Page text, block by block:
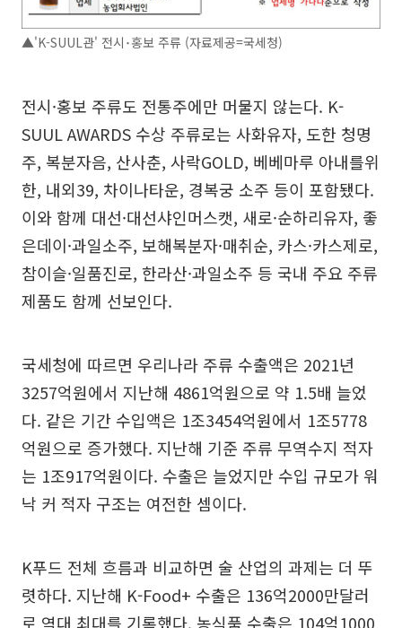
▲'K-SUUL관' 전시･홍보 주류 (자료제공=국세청)
전시·홍보 주류도 전통주에만 머물지 않는다. K-
SUUL AWARDS 수상 주류로는 사화유자, 도한 청명
주, 복분자음, 산사춘, 사락GOLD, 베베마루 아내를위
한, 내외39, 차이나타운, 경복궁 소주 등이 포함됐다.
이와 함께 대선·대선샤인머스캣, 새로·순하리유자, 좋
은데이·과일소주, 보해복분자·매취순, 카스·카스제로,
참이슬·일품진로, 한라산·과일소주 등 국내 주요 주류
제품도 함께 선보인다.
국세청에 따르면 우리나라 주류 수출액은 2021년
3257억원에서 지난해 4861억원으로 약 1.5배 늘었
다. 같은 기간 수입액은 1조3454억원에서 1조5778
억원으로 증가했다. 지난해 기준 주류 무역수지 적자
는 1조917억원이다. 수출은 늘었지만 수입 규모가 워
낙 커 적자 구조는 여전한 셈이다.
K푸드 전체 흐름과 비교하면 술 산업의 과제는 더 뚜
렷하다. 지난해 K-Food+ 수출은 136억2000만달러
로 역대 최대를 기록했다. 농식품 수출은 104억1000